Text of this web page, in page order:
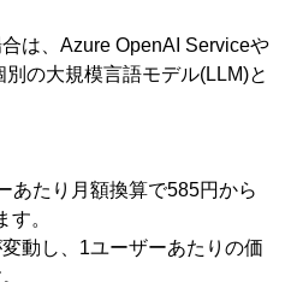
は、Azure OpenAI Serviceや
の大規模言語モデル(LLM)と
あたり月額換算で585円から
。
動し、1ユーザーあたりの価